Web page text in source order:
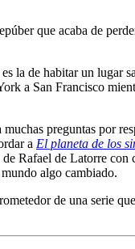
que acaba de
la de habitar un lugar
a San Francisco
preguntas por
a El planeta de los
Rafael de Latorre con
algo cambiado.
de una serie